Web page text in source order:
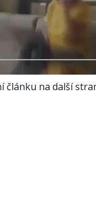
článku na další